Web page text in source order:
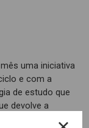
uma iniciativa
e com a
de estudo que
devolve a